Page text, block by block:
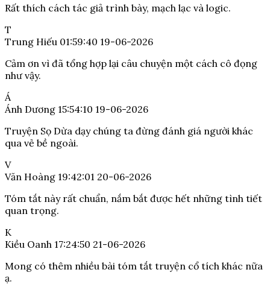
Rất thích cách tác giả trình bày, mạch lạc và logic.
T
Trung Hiếu 01:59:40 19-06-2026
Cảm ơn vì đã tổng hợp lại câu chuyện một cách cô đọng
như vậy.
Á
Ánh Dương 15:54:10 19-06-2026
Truyện Sọ Dừa dạy chúng ta đừng đánh giá người khác
qua vẻ bề ngoài.
V
Văn Hoàng 19:42:01 20-06-2026
Tóm tắt này rất chuẩn, nắm bắt được hết những tình tiết
quan trọng.
K
Kiều Oanh 17:24:50 21-06-2026
Mong có thêm nhiều bài tóm tắt truyện cổ tích khác nữa
ạ.